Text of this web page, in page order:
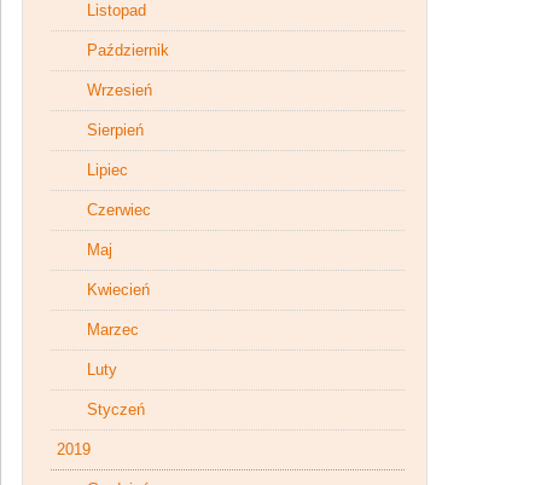
Listopad
Październik
Wrzesień
Sierpień
Lipiec
Czerwiec
Maj
Kwiecień
Marzec
Luty
Styczeń
2019